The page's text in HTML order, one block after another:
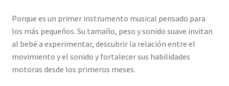
Porque es un primer instrumento musical pensado para
los más pequeños. Su tamaño, peso y sonido suave invitan
al bebé a experimentar, descubrir la relación entre el
movimiento y el sonido y fortalecer sus habilidades
motoras desde los primeros meses.